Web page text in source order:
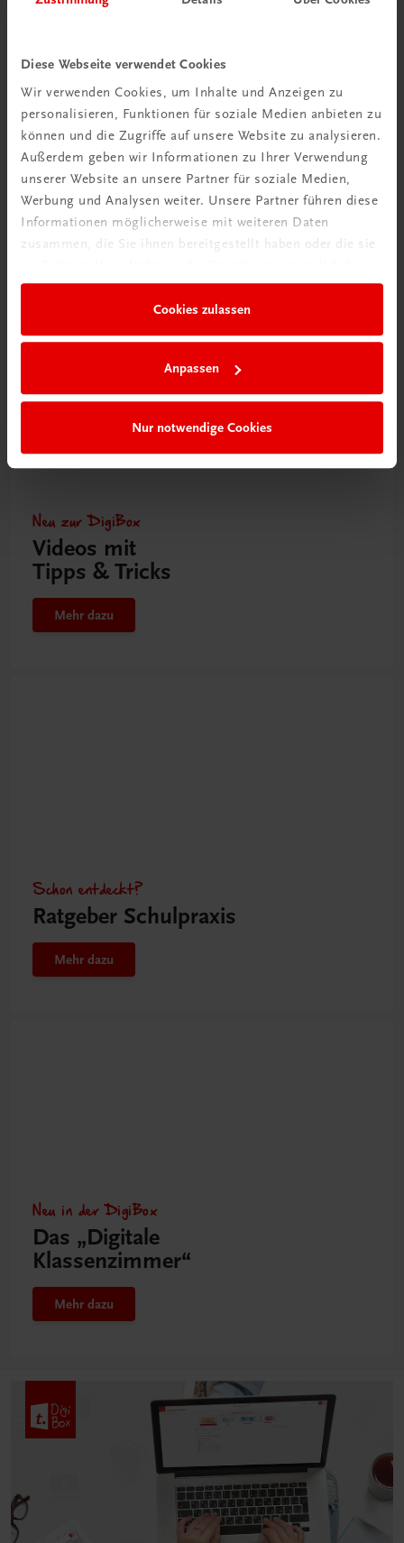
Diese Webseite verwendet Cookies
Wir verwenden Cookies, um Inhalte und Anzeigen zu
personalisieren, Funktionen für soziale Medien anbieten zu
können und die Zugriffe auf unsere Website zu analysieren.
Außerdem geben wir Informationen zu Ihrer Verwendung
unserer Website an unsere Partner für soziale Medien,
Werbung und Analysen weiter. Unsere Partner führen diese
Informationen möglicherweise mit weiteren Daten
zusammen, die Sie ihnen bereitgestellt haben oder die sie
Cookies zulassen
Anpassen
Nur notwendige Cookies
Rabattcode erhalten
Newsletter abonnieren
& Versandkosten sparen
Neu zur DigiBox
Videos mit
Tipps & Tricks
Mehr dazu
Schon entdeckt?
Ratgeber Schulpraxis
Mehr dazu
Neu in der DigiBox
Das „Digitale
Klassenzimmer“
Mehr dazu